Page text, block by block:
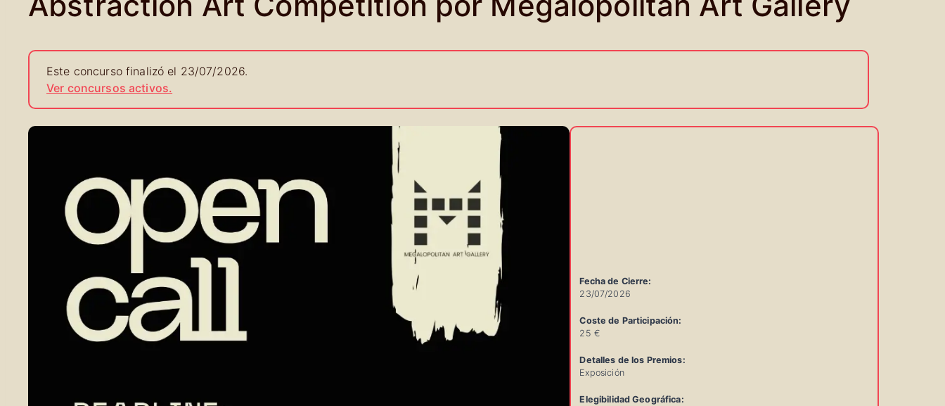
Este concurso finalizó el 23/07/2026.
Ver concursos activos.
Fecha de Cierre:
23/07/2026
Coste de Participación:
25 €
Detalles de los Premios:
Exposición
Elegibilidad Geográfica: